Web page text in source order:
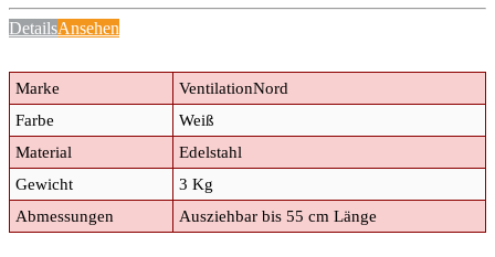
DetailsAnsehen
Marke
VentilationNord
Farbe
Weiß
Material
Edelstahl
Gewicht
3 Kg
Abmessungen
Ausziehbar bis 55 cm Länge